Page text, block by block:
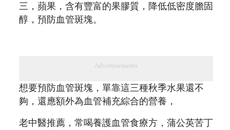
三，蘋果，含有豐富的果膠質，降低低密度膽固
醇，預防血管斑塊。
Advertisements
想要預防血管斑塊，單靠這三種秋季水果還不
夠，還應額外為血管補充綜合的營養，
老中醫推薦，常喝養護血管食療方，蒲公英苦丁